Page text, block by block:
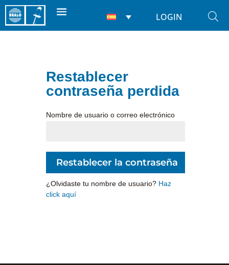
LOGIN
Restablecer
contraseña perdida
Nombre de usuario o correo electrónico
¿Olvidaste tu nombre de usuario? Haz
click aquí